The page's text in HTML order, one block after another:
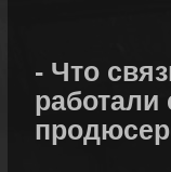
- Что